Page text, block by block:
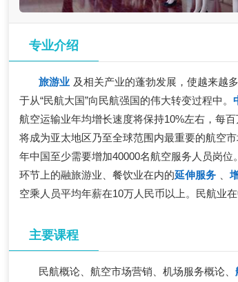
专业介绍
旅游业 及相关产业的蓬勃发展，使越来越
于从“民航大国”向民航强国的伟大转变过程中。
航空运输业年均增长速度将保持10%左右，每
将成为亚太地区乃至全球范围内最重要的航空
年中国至少需要增加40000名航空服务人员岗
环节上的融旅游业、餐饮业在内的延伸服务 、
空乘人员平均年薪在10万人民币以上。民航业
主要课程
民航概论、航空市场营销、机场服务概论、